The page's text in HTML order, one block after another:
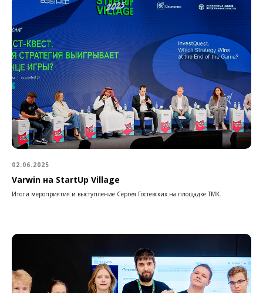
02.06.2025
Varwin на StartUp Village
Итоги мероприятия и выступление Сергея Гостевских на площадке ТМК.